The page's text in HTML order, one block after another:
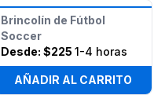
Brincolín de Fútbol
Soccer
Desde: $225 1-4 horas
AÑADIR AL CARRITO